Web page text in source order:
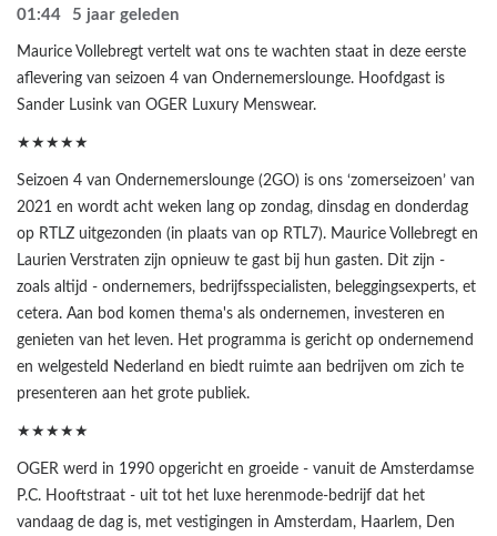
01:44 5 jaar geleden
Maurice Vollebregt vertelt wat ons te wachten staat in deze eerste
aflevering van seizoen 4 van Ondernemerslounge. Hoofdgast is
Sander Lusink van OGER Luxury Menswear.
★★★★★
Seizoen 4 van Ondernemerslounge (2GO) is ons ‘zomerseizoen’ van
2021 en wordt acht weken lang op zondag, dinsdag en donderdag
op RTLZ uitgezonden (in plaats van op RTL7). Maurice Vollebregt en
Laurien Verstraten zijn opnieuw te gast bij hun gasten. Dit zijn -
zoals altijd - ondernemers, bedrijfsspecialisten, beleggingsexperts, et
cetera. Aan bod komen thema's als ondernemen, investeren en
genieten van het leven. Het programma is gericht op ondernemend
en welgesteld Nederland en biedt ruimte aan bedrijven om zich te
presenteren aan het grote publiek.
★★★★★
OGER werd in 1990 opgericht en groeide - vanuit de Amsterdamse
P.C. Hooftstraat - uit tot het luxe herenmode-bedrijf dat het
vandaag de dag is, met vestigingen in Amsterdam, Haarlem, Den